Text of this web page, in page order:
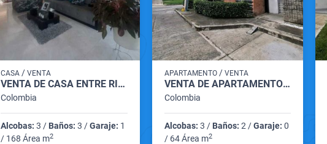
CASA/ VENTA
VENTA DE CASA ENTRE RIOS CARTAGO VALLE
Colombia
Alcobas: 3 / Baños: 3 /Garaje: 1
/ 168 Área m2
APARTAMENTO/ VENTA
VENTA DE APARTAMENTO JARDINES DE SANTA MARIA CARTAGO VALLE
Colombia
Alcobas: 3 / Baños: 2 /Garaje: 0
/ 64 Área m2